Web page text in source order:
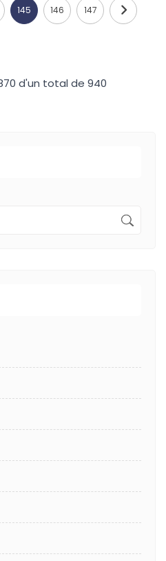
145 146 147
d'un total de 940